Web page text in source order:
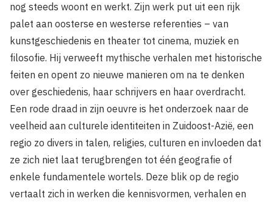
nog steeds woont en werkt. Zijn werk put uit een rijk
palet aan oosterse en westerse referenties – van
kunstgeschiedenis en theater tot cinema, muziek en
filosofie. Hij verweeft mythische verhalen met historische
feiten en opent zo nieuwe manieren om na te denken
over geschiedenis, haar schrijvers en haar overdracht.
Een rode draad in zijn oeuvre is het onderzoek naar de
veelheid aan culturele identiteiten in Zuidoost-Azië, een
regio zo divers in talen, religies, culturen en invloeden dat
ze zich niet laat terugbrengen tot één geografie of
enkele fundamentele wortels. Deze blik op de regio
vertaalt zich in werken die kennisvormen, verhalen en